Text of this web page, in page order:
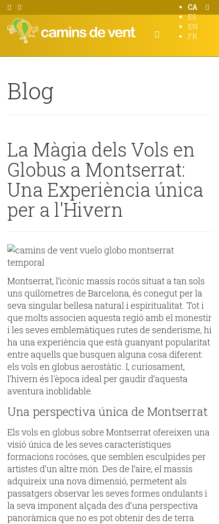
CA
ES
EN
FR
Blog
La Màgia dels Vols en
Globus a Montserrat:
Una Experiència única
per a l'Hivern
Montserrat, l’icònic massís rocós situat a tan sols
uns quilòmetres de Barcelona, és conegut per la
seva singular bellesa natural i espiritualitat. Tot i
que molts associen aquesta regió amb el monestir
i les seves emblemàtiques rutes de senderisme, hi
ha una experiència que està guanyant popularitat
entre aquells que busquen alguna cosa diferent:
els vols en globus aerostàtic. I, curiosament,
l’hivern és l'època ideal per gaudir d’aquesta
aventura inoblidable.
Una perspectiva única de Montserrat
Els vols en globus sobre Montserrat ofereixen una
visió única de les seves característiques
formacions rocóses, que semblen esculpides per
artistes d’un altre món. Des de l’aire, el massís
adquireix una nova dimensió, permetent als
passatgers observar les seves formes ondulants i
la seva imponent alçada des d’una perspectiva
panoràmica que no es pot obtenir des de terra.